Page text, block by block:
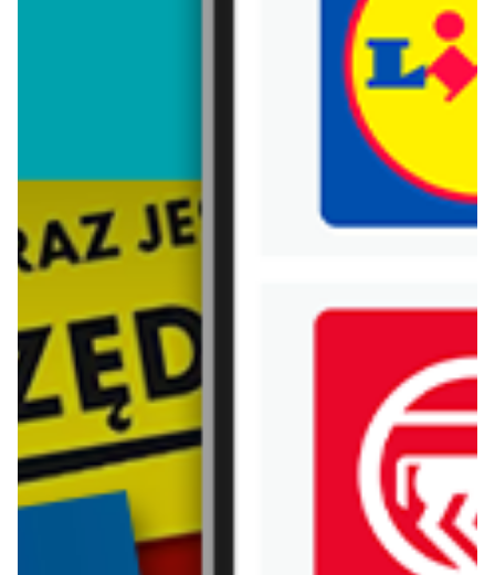
Trafiłeś na nieaktualną gazetkę
Zobacz aktualne gazetki Blix!
już za 7 dni
Lidl
aktualna
Carrefour
WIĘCEJ GAZETEK AUCHAN